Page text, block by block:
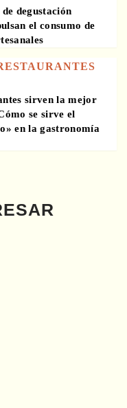
degustación
el consumo de
sirven la mejor
se sirve el
en la gastronomía